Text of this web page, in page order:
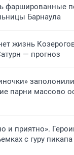
фаршированные
Барнаула
жизнь
— прогноз
заполонили
парни массово
и приятно».
с гуру